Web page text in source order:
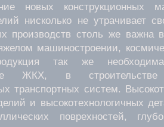
новых конструкционных
нисколько не утрачивает
производств столь же важна
машиностроении,
так же
ЖКХ, в
транспортных систем.
и высокотехнологичных
поврехностей,